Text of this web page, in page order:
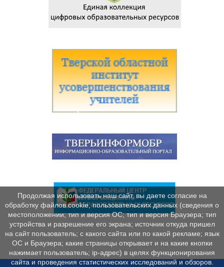
Продолжая использовать наш сайт, вы даете согласие на
обработку файлов cookie, пользовательских данных (сведения о
местоположении; тип и версия ОС; тип и версия Браузера; тип
устройства и разрешение его экрана; источник откуда пришел
на сайт пользователь; с какого сайта или по какой рекламе; язык
ОС и Браузера; какие страницы открывает и на какие кнопки
нажимает пользователь; ip-адрес) в целях функционирования
сайта и проведения статистических исследований и обзоров.